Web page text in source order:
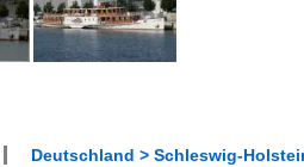
Deutschland > Schleswig-